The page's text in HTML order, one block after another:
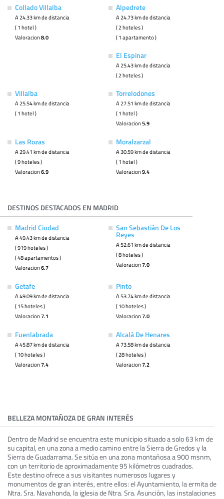
Collado Villalba
A 24.33 km de distancia
( 1 hotel )
Valoracion8.0
Alpedrete
A 24.73 km de distancia
( 2 hoteles )
( 1 apartamento )
El Espinar
A 25.43 km de distancia
( 2 hoteles )
Villalba
A 25.54 km de distancia
( 1 hotel )
Torrelodones
A 27.51 km de distancia
( 1 hotel )
Valoracion5.9
Las Rozas
A 29.41 km de distancia
( 9 hoteles )
Valoracion6.9
Moralzarzal
A 30.59 km de distancia
( 1 hotel )
Valoracion9.4
DESTINOS DESTACADOS EN MADRID
Madrid Ciudad
A 49.43 km de distancia
( 919 hoteles )
( 48 apartamentos )
Valoracion6.7
San Sebastián De Los
Reyes
A 52.61 km de distancia
( 8 hoteles )
Valoracion7.0
Getafe
A 49.09 km de distancia
( 15 hoteles )
Valoracion7.1
Pinto
A 53.74 km de distancia
( 10 hoteles )
Valoracion7.0
Fuenlabrada
A 45.87 km de distancia
( 10 hoteles )
Valoracion7.4
Alcalá De Henares
A 73.58 km de distancia
( 28 hoteles )
Valoracion7.2
BELLEZA MONTAÑOZA DE GRAN INTERÉS
Dentro de Madrid se encuentra este municipio situado a solo 63 km de
su capital, en una zona a medio camino entre la Sierra de Gredos y la
Sierra de Guadarrama. Se sitúa en una zona montañosa a 900 msnm,
con un territorio de aproximadamente 95 kilómetros cuadrados.
Este destino ofrece a sus visitantes numerosos lugares y
monumentos de gran interés, entre ellos: el Ayuntamiento, la ermita de
Ntra. Sra. Navahonda, la iglesia de Ntra. Sra. Asunción, las instalaciones